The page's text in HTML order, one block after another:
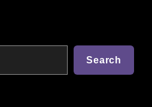
Duff
Teken
Kontrak
Search